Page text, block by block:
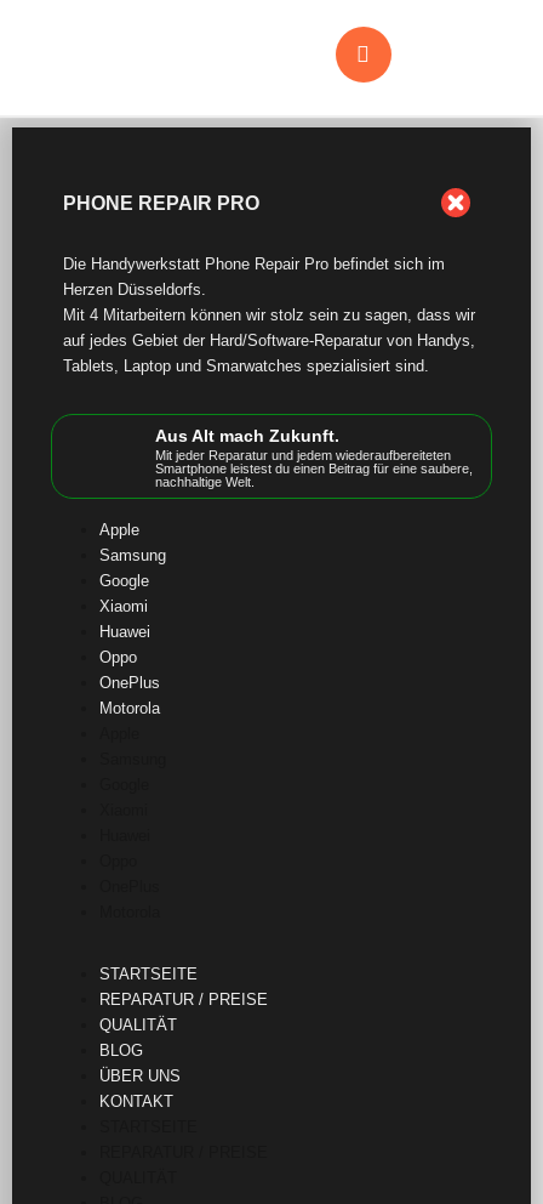
PHONE REPAIR PRO
Die Handywerkstatt Phone Repair Pro befindet sich im
Herzen Düsseldorfs.
Mit 4 Mitarbeitern können wir stolz sein zu sagen, dass wir
auf jedes Gebiet der Hard/Software-Reparatur von Handys,
Tablets, Laptop und Smarwatches spezialisiert sind.
Aus Alt mach Zukunft.
Mit jeder Reparatur und jedem wiederaufbereiteten
Smartphone leistest du einen Beitrag für eine saubere,
nachhaltige Welt.
Apple
Samsung
Google
Xiaomi
Huawei
Oppo
OnePlus
Motorola
STARTSEITE
REPARATUR / PREISE
QUALITÄT
BLOG
ÜBER UNS
KONTAKT